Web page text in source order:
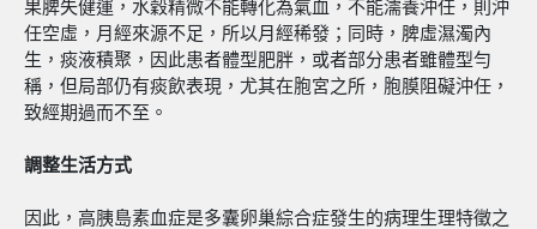
果脾失健運，水穀精微不能轉化為氣血，不能濡養沖任，則沖
任空虛，月經來源不足，所以月經稀發；同時，脾虛濕濁內
生，痰液積聚，因此患者體型肥胖，或者部分患者雖體型勻
稱，但局部仍有痰飲表現，尤其在胞宮之所，胞膜阻礙沖任，
致經期過而不至。
調整生活方式
因此，高胰島素血症是多囊卵巢綜合症發生的病理生理特徵之